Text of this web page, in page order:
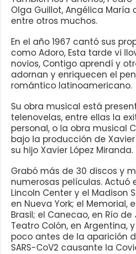
Olga Guillot, Angélica María
entre otros muchos.
En el año 1967 cantó sus
como Adoro, Esta tarde vi
novios, Contigo aprendí y
adornan y enriquecen el
romántico latinoamericano.
Su obra musical está
telenovelas, entre ellas la
personal, o la obra musical
bajo la producción de
su hijo Xavier López Miranda.
Grabó más de 30 discos y
numerosas películas. Actuó
Lincoln Center y el Madison
en Nueva York; el Memorial,
Brasil; el Canecao, en Río de
Teatro Colón, en Argentina,
poco antes de la aparición
SARS-CoV2 causante la